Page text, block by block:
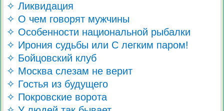
✧ Ликвидация
✧ О чем говорят мужчины
✧ Особенности национальной рыбалки
✧ Ирония судьбы или С легким паром!
✧ Бойцовский клуб
✧ Москва слезам не верит
✧ Гостья из будущего
✧ Покровские ворота